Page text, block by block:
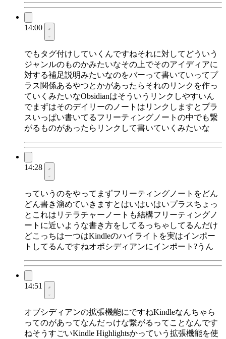
14:00
でもタグ付けしていくんですねそれに対してどういう
ジャンルのものかみたいなその上でそのアイディアに
対する補足説明みたいなのをバーって書いていってプ
ラス関係あるやつとかがあったらそれのリンクを作っ
ていくみたいなObsidianはそういうリンクしやすいん
でまずはそのデイリーのノートはリンクしますとプラ
スいっぱい書いてるフリーティングノートの中でも繋
がるものがあったらリンクして書いていくみたいな
14:28
っていうのをやってまずフリーティングノートをどん
どん書き溜めていきますとはいはいはいプラスちょっ
とこれはリテラチャーノートも結構フリーティングノ
ートに近いような書き方をしてるっちゃしてるんだけ
どこっちは一つはKindleのハイライトを実はインポー
トしてるんですねオポシディアンにインポート?うん
14:51
オブシディアンの拡張機能にですねKindleなんちゃら
ってのがあってなんだっけな繋がるってことなんです
ねそうすごいKindle Highlightsかっていう拡張機能を使